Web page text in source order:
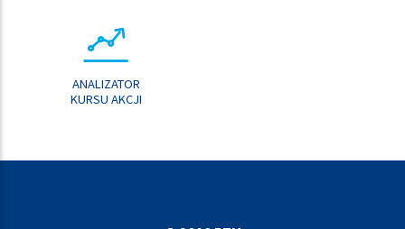
ANALIZATOR
KURSU AKCJI